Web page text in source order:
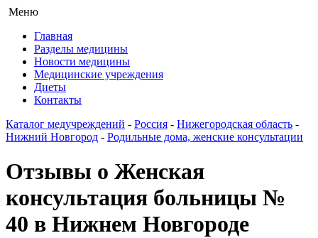
Меню
Главная
Разделы медицины
Новости медицины
Медицинские учреждения
Диеты
Контакты
Каталог медучреждений - Россия - Нижегородская область -
Нижний Новгород - Родильные дома, женские консультации
Отзывы о Женская
консультация больницы №
40 в Нижнем Новгороде